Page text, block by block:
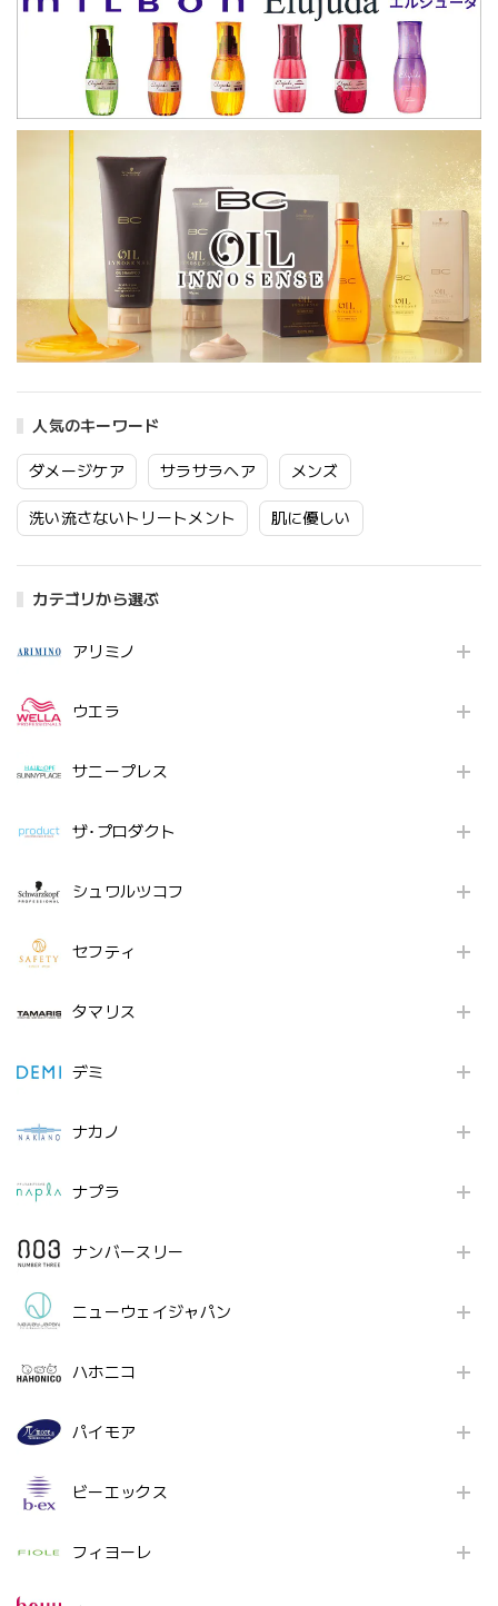
人気のキーワード
ダメージケア サラサラヘア メンズ
洗い流さないトリートメント 肌に優しい
カテゴリから選ぶ
アリミノ
ウエラ
サニープレス
ザ･プロダクト
シュワルツコフ
セフティ
タマリス
デミ
ナカノ
ナプラ
ナンバースリー
ニューウェイジャパン
ハホニコ
パイモア
ビーエックス
フィヨーレ